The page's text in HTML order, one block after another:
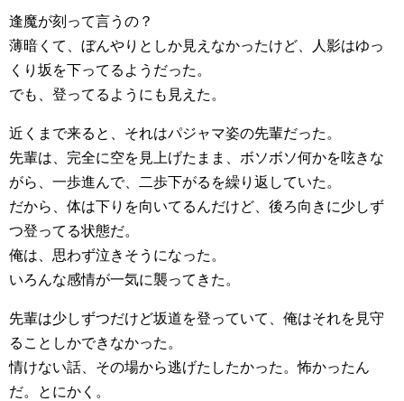
逢魔が刻って言うの？
薄暗くて、ぼんやりとしか見えなかったけど、人影はゆっ
くり坂を下ってるようだった。
でも、登ってるようにも見えた。
近くまで来ると、それはパジャマ姿の先輩だった。
先輩は、完全に空を見上げたまま、ボソボソ何かを呟きな
がら、一歩進んで、二歩下がるを繰り返していた。
だから、体は下りを向いてるんだけど、後ろ向きに少しず
つ登ってる状態だ。
俺は、思わず泣きそうになった。
いろんな感情が一気に襲ってきた。
先輩は少しずつだけど坂道を登っていて、俺はそれを見守
ることしかできなかった。
情けない話、その場から逃げたしたかった。怖かったん
だ。とにかく。